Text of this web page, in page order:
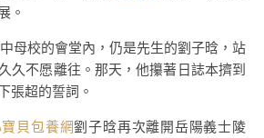
。
母校的會堂內，仍是先生的劉子晗，站
久不愿離往。那天，他攥著日誌本擠到
張超的誓詞。
貝包養網劉子晗再次離開岳陽義士陵